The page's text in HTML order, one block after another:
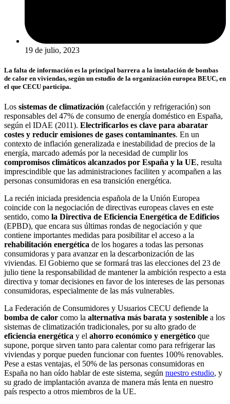
19 de julio, 2023
La falta de información es la principal barrera a la instalación de bombas
de calor en viviendas, según un estudio de la organización europea BEUC, en
el que CECU participa.
Los sistemas de climatización (calefacción y refrigeración) son
responsables del 47% de consumo de energía doméstico en España,
según el IDAE (2011). Electrificarlos es clave para abaratar
costes y reducir emisiones de gases contaminantes. En un
contexto de inflación generalizada e inestabilidad de precios de la
energía, marcado además por la necesidad de cumplir los
compromisos climáticos alcanzados por España y la UE, resulta
imprescindible que las administraciones faciliten y acompañen a las
personas consumidoras en esa transición energética.
La recién iniciada presidencia española de la Unión Europea
coincide con la negociación de directivas europeas claves en este
sentido, como la Directiva de Eficiencia Energética de Edificios
(EPBD), que encara sus últimas rondas de negociación y que
contiene importantes medidas para posibilitar el acceso a la
rehabilitación energética de los hogares a todas las personas
consumidoras y para avanzar en la descarbonización de las
viviendas. El Gobierno que se formará tras las elecciones del 23 de
julio tiene la responsabilidad de mantener la ambición respecto a esta
directiva y tomar decisiones en favor de los intereses de las personas
consumidoras, especialmente de las más vulnerables.
La Federación de Consumidores y Usuarios CECU defiende la
bomba de calor como la alternativa más barata y sostenible a los
sistemas de climatización tradicionales, por su alto grado de
eficiencia energética y el ahorro económico y energético que
supone, porque sirven tanto para calentar como para refrigerar las
viviendas y porque pueden funcionar con fuentes 100% renovables.
Pese a estas ventajas, el 50% de las personas consumidoras en
España no han oído hablar de este sistema, según nuestro estudio, y
su grado de implantación avanza de manera más lenta en nuestro
país respecto a otros miembros de la UE.